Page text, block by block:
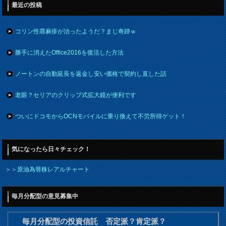
最近の投稿
コリン性蕁麻疹が治ったようだ？まじ奇跡ｗ
勝手に消えたOffice2016を復活した方法
ノートンの自動延長を返金し安い価格で契約し直した話
老眼？セリアのクリップ式拡大鏡が便利です
ついにドコモからOCNモバイルに乗り換えて不労所得ゲット！
気になったら日々チェック！
＞＞原油為替株レアルチャート
毎月分配型の意見募集中
毎月分配型の投資信託 否定派？肯定派？